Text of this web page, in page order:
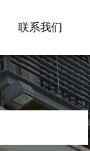
联系我们